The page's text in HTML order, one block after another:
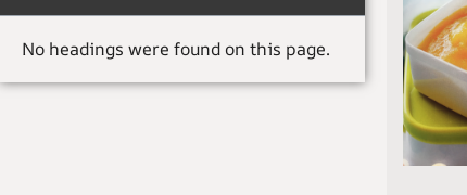
No headings were found on this page.